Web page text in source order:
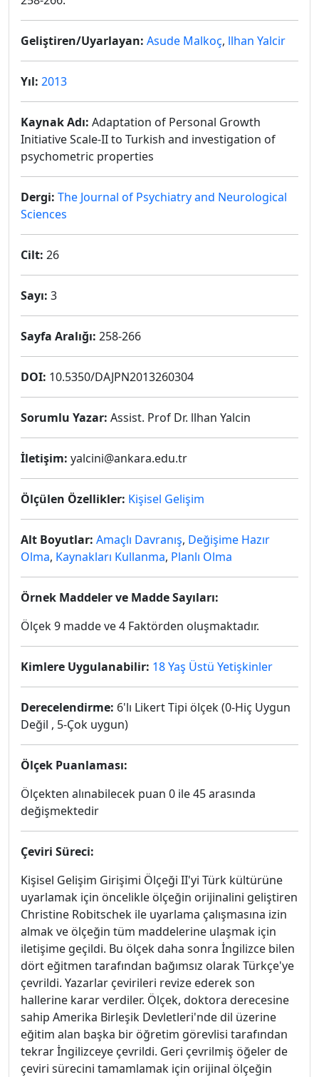
Geliştiren/Uyarlayan: Asude Malkoç, llhan Yalcir
Yıl: 2013
Kaynak Adı: Adaptation of Personal Growth
Initiative Scale-II to Turkish and investigation of
psychometric properties
Dergi: The Journal of Psychiatry and Neurological
Sciences
Cilt: 26
Sayı: 3
Sayfa Aralığı: 258-266
DOI: 10.5350/DAJPN2013260304
Sorumlu Yazar: Assist. Prof Dr. llhan Yalcin
İletişim: yalcini@ankara.edu.tr
Ölçülen Özellikler: Kişisel Gelişim
Alt Boyutlar: Amaçlı Davranış, Değişime Hazır
Olma, Kaynakları Kullanma, Planlı Olma
Örnek Maddeler ve Madde Sayıları:
Ölçek 9 madde ve 4 Faktörden oluşmaktadır.
Kimlere Uygulanabilir: 18 Yaş Üstü Yetişkinler
Derecelendirme: 6'lı Likert Tipi ölçek (0-Hiç Uygun
Değil , 5-Çok uygun)
Ölçek Puanlaması:
Ölçekten alınabilecek puan 0 ile 45 arasında
değişmektedir
Çeviri Süreci:
Kişisel Gelişim Girişimi Ölçeği II'yi Türk kültürüne
uyarlamak için öncelikle ölçeğin orijinalini geliştiren
Christine Robitschek ile uyarlama çalışmasına izin
almak ve ölçeğin tüm maddelerine ulaşmak için
iletişime geçildi. Bu ölçek daha sonra İngilizce bilen
dört eğitmen tarafından bağımsız olarak Türkçe'ye
çevrildi. Yazarlar çevirileri revize ederek son
hallerine karar verdiler. Ölçek, doktora derecesine
sahip Amerika Birleşik Devletleri'nde dil üzerine
eğitim alan başka bir öğretim görevlisi tarafından
tekrar İngilizceye çevrildi. Geri çevrilmiş öğeler de
çeviri sürecini tamamlamak için orijinal ölçeğin